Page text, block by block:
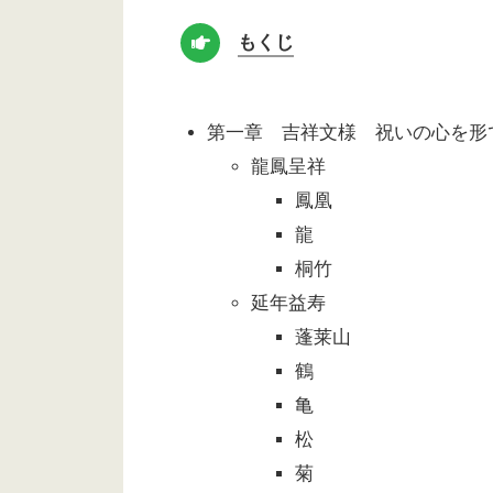
もくじ
第一章 吉祥文様 祝いの心を形
龍鳳呈祥
鳳凰
龍
桐竹
延年益寿
蓬莱山
鶴
亀
松
菊